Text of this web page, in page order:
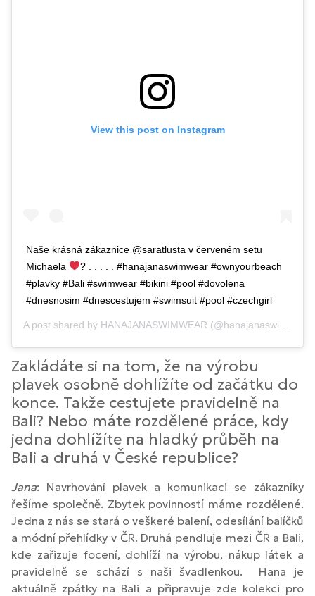
View this post on Instagram
Naše krásná zákaznice @saratlusta v červeném setu
Michaela
? . . . . . #hanajanaswimwear #ownyourbeach
#plavky #Bali #swimwear #bikini #pool #dovolena
#dnesnosim #dnescestujem #swimsuit #pool #czechgirl
A post shared by HANAJANASWIMWEAR (@hanajanaswimwear) on
Zakládáte si na tom, že na výrobu
plavek osobně dohlížíte od začátku do
konce. Takže cestujete pravidelně na
Bali? Nebo máte rozdělené práce, kdy
jedna dohlížíte na hladký průběh na
Bali a druhá v České republice?
Jana: Navrhování plavek a komunikaci se zákazníky
řešíme společně. Zbytek povinností máme rozdělené.
Jedna z nás se stará o veškeré balení, odesílání balíčků
a módní přehlídky v ČR. Druhá pendluje mezi ČR a Bali,
kde zařizuje focení, dohlíží na výrobu, nákup látek a
pravidelně se schází s naši švadlenkou. Hana je
aktuálně zpátky na Bali a připravuje zde kolekci pro